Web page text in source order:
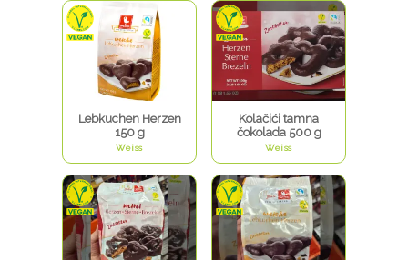
Lebkuchen Herzen
150 g
Weiss
Kolačići tamna
čokolada 500 g
Weiss